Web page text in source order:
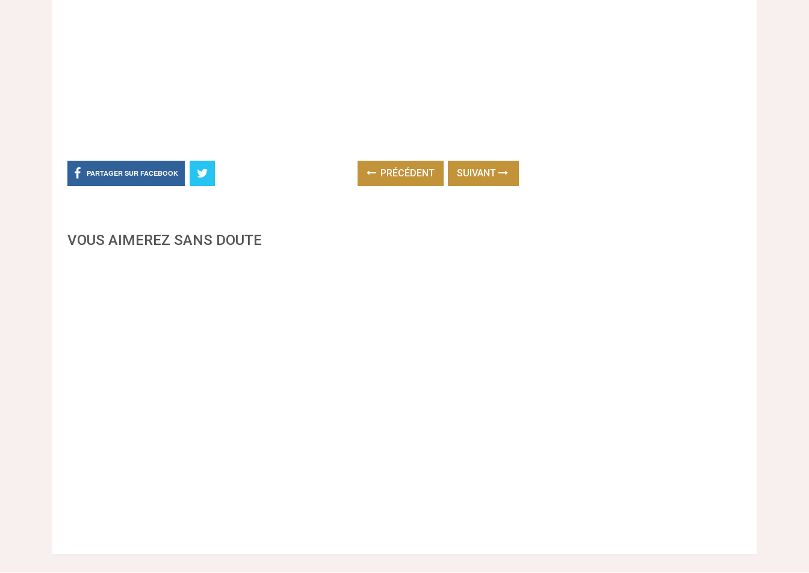
PARTAGER SUR FACEBOOK PRÉCÉDENT SUIVANT
VOUS AIMEREZ SANS DOUTE